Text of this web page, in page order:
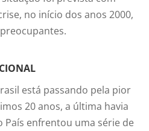
no início dos anos 2000,
está passando pela pior
20 anos, a última havia
País enfrentou uma série de